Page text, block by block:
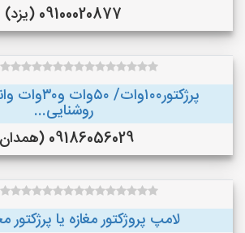
09100020877 (یزد)
روشنایی...
09186056029 (همدان)
لامپ پروژکتور مغازه یا